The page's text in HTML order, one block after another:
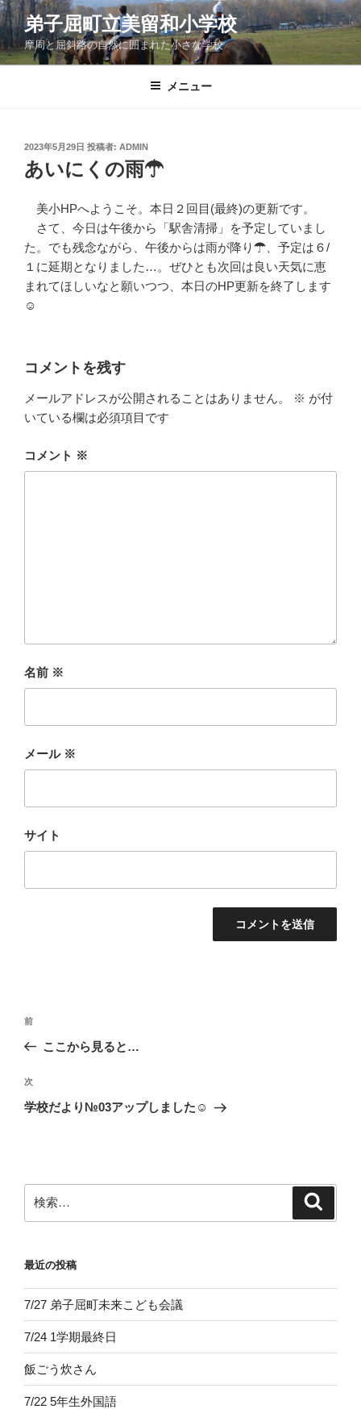
コ
ン
テ
ン
弟子屈町立美留和小学校
摩周と屈斜路の自然に囲まれた小さな学校
メニュー
投
稿
日:
2023年5月29日 投稿者: ADMIN
あいにくの雨☂
美小HPへようこそ。本日２回目(最終)の更新です。
さて、今日は午後から「駅舎清掃」を予定していまし
た。でも残念ながら、午後からは雨が降り☂、予定は６/
１に延期となりました…。ぜひとも次回は良い天気に恵
まれてほしいなと願いつつ、本日のHP更新を終了します
☺
コメントを残す
メールアドレスが公開されることはありません。 ※ が付
いている欄は必須項目です
コメント ※
名前 ※
メール ※
サイト
投
ビ
ゲ
ン
前
の
稿
前
ここから見ると…
次
の
次
学校だより№03アップしました☺
索:
最近の投稿
7/27 弟子屈町未来こども会議
7/24 1学期最終日
飯ごう炊さん
7/22 5年生外国語